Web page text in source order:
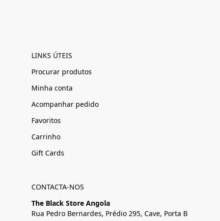
LINKS ÚTEIS
Procurar produtos
Minha conta
Acompanhar pedido
Favoritos
Carrinho
Gift Cards
CONTACTA-NOS
The Black Store Angola
Rua Pedro Bernardes, Prédio 295, Cave, Porta B